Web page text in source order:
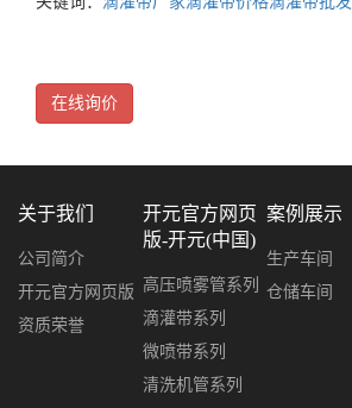
在线询价
关于我们
公司简介
开元官方网页版
资质荣誉
开元官方网页
版-开元(中国)
高压喷雾管系列
滴灌带系列
微喷带系列
清洗机管系列
案例展示
生产车间
仓储车间